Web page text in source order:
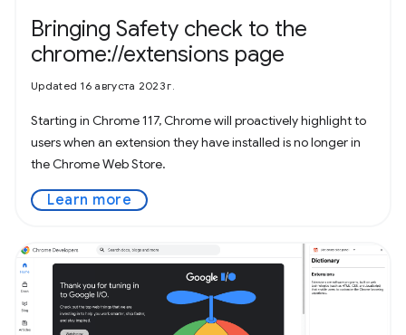
Bringing Safety check to the
chrome://extensions page
Updated 16 августа 2023 г.
Starting in Chrome 117, Chrome will proactively highlight to
users when an extension they have installed is no longer in
the Chrome Web Store.
Learn more